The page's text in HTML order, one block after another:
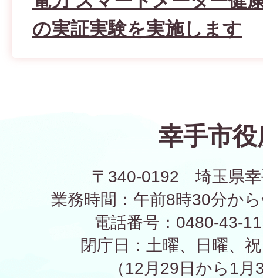
の実証実験を実施します
幸手市役
〒340-0192 埼玉県幸
業務時間：午前8時30分か
電話番号：0480-43-
閉庁日：土曜、日曜、
（12月29日から1